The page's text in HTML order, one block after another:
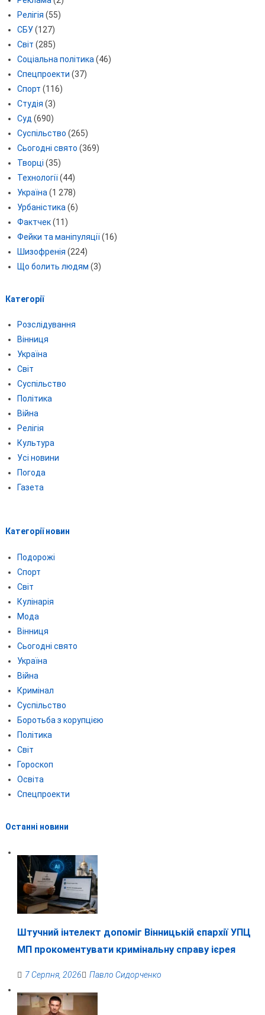
Релігія (55)
СБУ(127)
Світ (285)
Соціальна політика (46)
Спецпроекти (37)
Спорт (116)
Студія (3)
Суд (690)
Суспільство (265)
Сьогодні свято (369)
Творці (35)
Технології(44)
Україна (1 278)
Урбаністика (6)
Фактчек(11)
Фейки та маніпуляції(16)
Шизофренія (224)
Що болить людям (3)
Категорії
Розслідування
Вінниця
Україна
Світ
Суспільство
Політика
Війна
Релігія
Культура
Усі новини
Погода
Газета
Категорії новин
Подорожі
Спорт
Світ
Кулінарія
Мода
Вінниця
Сьогодні свято
Україна
Війна
Кримінал
Суспільство
Боротьба з корупцією
Політика
Світ
Гороскоп
Освіта
Спецпроекти
Останні новини
Штучний інтелект допоміг Вінницькій єпархії УПЦ
МП прокоментувати кримінальну справу ієрея
7 Серпня, 2026 Павло Сидорченко